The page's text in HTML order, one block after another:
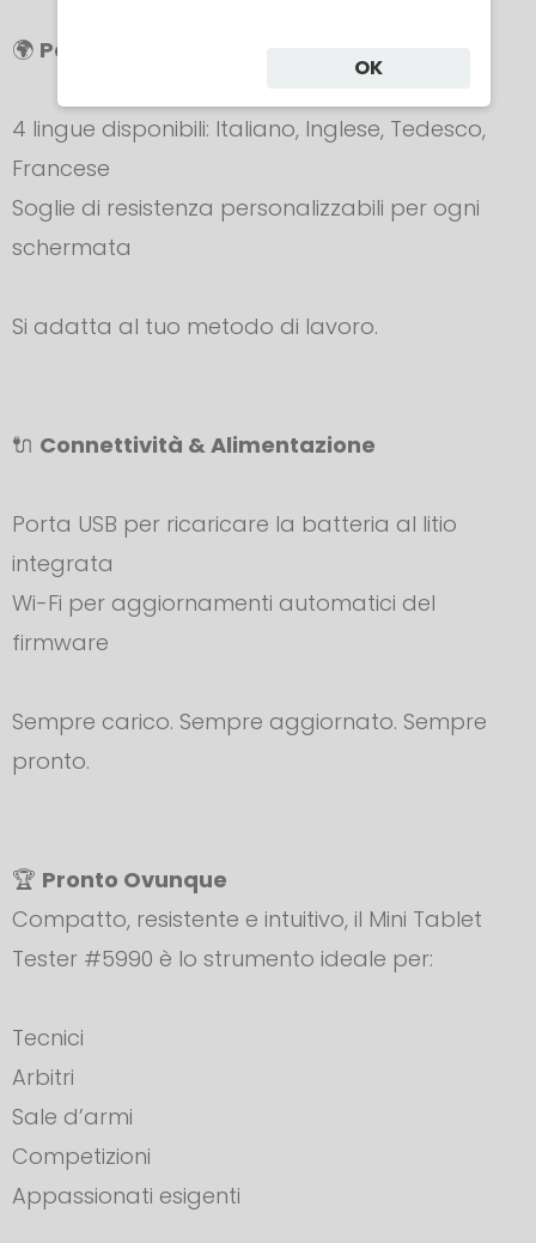
🌍 Personalizzabile e Multilingua
4 lingue disponibili: Italiano, Inglese, Tedesco,
Francese
Soglie di resistenza personalizzabili per ogni
schermata
Si adatta al tuo metodo di lavoro.
🔌 Connettività & Alimentazione
Porta USB per ricaricare la batteria al litio
integrata
Wi-Fi per aggiornamenti automatici del
firmware
Sempre carico. Sempre aggiornato. Sempre
pronto.
🏆 Pronto Ovunque
Compatto, resistente e intuitivo, il Mini Tablet
Tester #5990 è lo strumento ideale per:
Tecnici
Arbitri
Sale d’armi
Competizioni
Appassionati esigenti
OK